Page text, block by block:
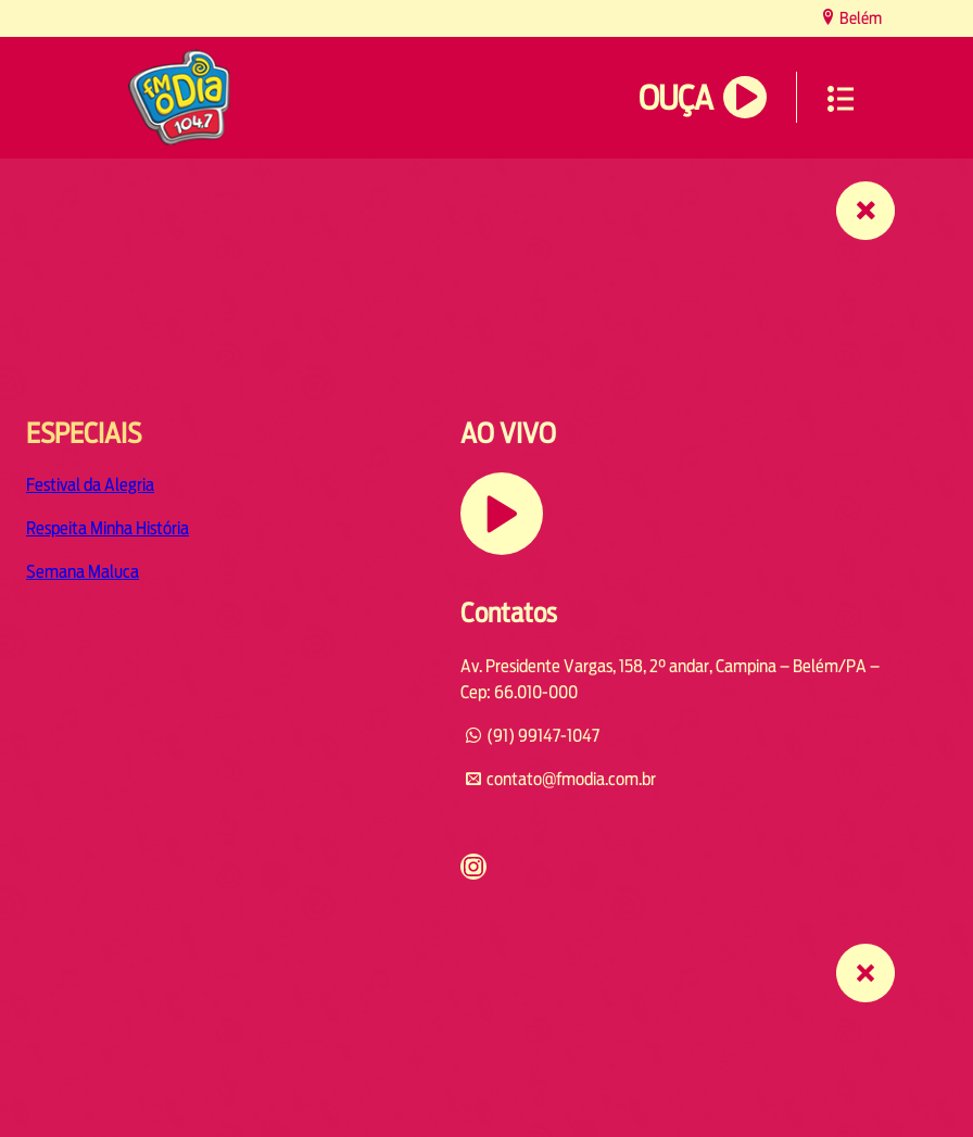
Belém
OUÇA
ESPECIAIS
Festival da Alegria
Respeita Minha História
Semana Maluca
AO VIVO
Contatos
Av. Presidente Vargas, 158, 2° andar, Campina – Belém/PA –
Cep: 66.010-000
(91) 99147-1047
contato@fmodia.com.br
https://www.instagram.com/fmodia.cabofrio/